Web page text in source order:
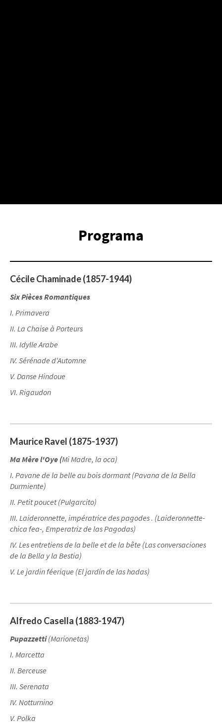
Programa
Cécile Chaminade (1857-1944)
Six Pièces Romantiques
I. Primavera
II. La Chaise à Porteurs
III. Idylle Arabe
IV. Sérénade d'Automne
V. Danse Hindoue
VI. Rigaudon
Maurice Ravel (1875-1937)
Ma Mère l'Oye (Mi Madre, la oca)
I. Pavane de la belle au bois dormant (Pavana de la Bella
Durmiente)
II. Petit poucet (Pulgarcito)
III. Laideronnette, impératrice des pagodes . (Laideronnette-
chica fea-, Emperatriz de las Pagodas)
IV. Les entretiens de la belle et de la bête (Las conversaciones
de la Bella y la Bestia)
V. Le jardin féerique (El jardín de las hadas)
Alfredo Casella (1883-1947)
Pupazzetti (Marionetas)
I. Marcetta
II. Berceuse
III. Serenata
IV. Notturnino
V. Polka